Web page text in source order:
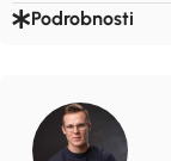
Podrobnosti